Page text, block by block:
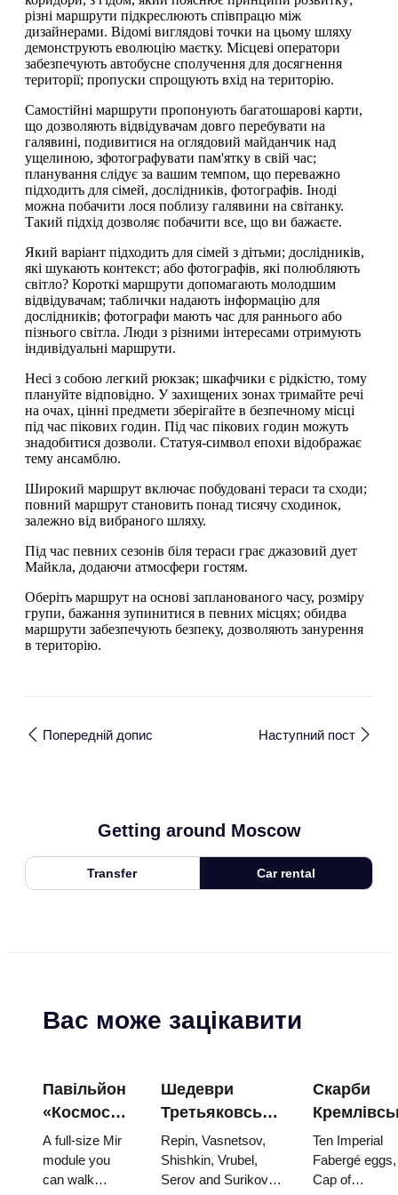
різні маршрути підкреслюють співпрацю між
дизайнерами. Відомі виглядові точки на цьому шляху
демонструють еволюцію маєтку. Місцеві оператори
забезпечують автобусне сполучення для досягнення
території; пропуски спрощують вхід на територію.
Самостійні маршрути пропонують багатошарові карти,
що дозволяють відвідувачам довго перебувати на
галявині, подивитися на оглядовий майданчик над
ущелиною, зфотографувати пам'ятку в свій час;
планування слідує за вашим темпом, що переважно
підходить для сімей, дослідників, фотографів. Іноді
можна побачити лося поблизу галявини на світанку.
Такий підхід дозволяє побачити все, що ви бажаєте.
Який варіант підходить для сімей з дітьми; дослідників,
які шукають контекст; або фотографів, які полюбляють
світло? Короткі маршрути допомагають молодшим
відвідувачам; таблички надають інформацію для
дослідників; фотографи мають час для раннього або
пізнього світла. Люди з різними інтересами отримують
індивідуальні маршрути.
Несі з собою легкий рюкзак; шкафчики є рідкістю, тому
плануйте відповідно. У захищених зонах тримайте речі
на очах, цінні предмети зберігайте в безпечному місці
під час пікових годин. Під час пікових годин можуть
знадобитися дозволи. Статуя-символ епохи відображає
тему ансамблю.
Широкий маршрут включає побудовані тераси та сходи;
повний маршрут становить понад тисячу сходинок,
залежно від вибраного шляху.
Під час певних сезонів біля тераси грає джазовий дует
Майкла, додаючи атмосфери гостям.
Оберіть маршрут на основі запланованого часу, розміру
групи, бажання зупинитися в певних місцях; обидва
маршрути забезпечують безпеку, дозволяють занурення
в територію.
Попередній допис Наступний пост
Getting around Moscow
Transfer Car rental
Вас може зацікавити
Павільйон
«Космос»
на ВДНГ:
всередині
найбільшої
A full-size Mir
module you
can walk
Шедеври
Третьяковської
галереї:
картини,
заради яких
Repin, Vasnetsov,
Shishkin, Vrubel,
Serov and Surikov
Скарби
зброї:
Фаберже,
трони та
Ten Imperial
Fabergé
Cap of